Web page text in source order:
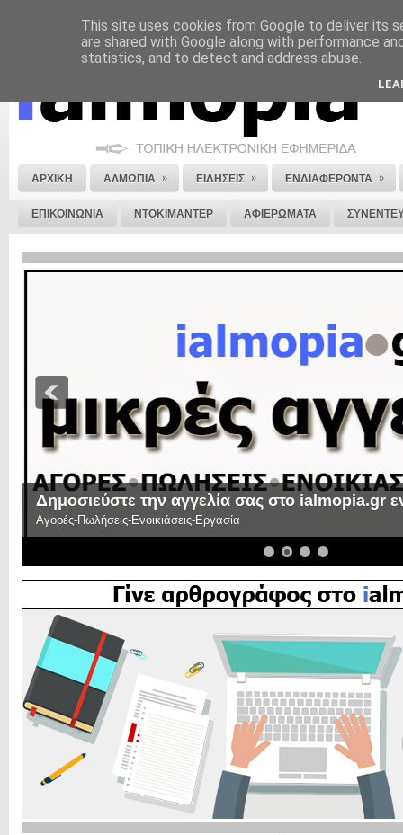
ΝΟΜΙΚΗ ΣΗΜΕΙΩΣΗ ΔΙΑΦΗΜΙΣΗ ΕΠΙΚΟΙΝΩΝΙΑ ΣΤΕΙΛΕ ΜΑΣ
ΑΡΧΙΚΗ ΑΛΜΩΠΙΑ » ΕΙΔΗΣΕΙΣ » ΕΝΔΙΑΦΕΡΟΝΤΑ »
ΕΠΙΚΟΙΝΩΝΙΑ ΝΤΟΚΙΜΑΝΤΕΡ ΑΦΙΕΡΩΜΑΤΑ
Δημοσιεύστε την αγγελία σας στο ialmopia.gr
Αγορές-Πωλήσεις-Ενοικιάσεις-Εργασία
This site uses cookies from Google to deliver its
are shared with Google along with performance
statistics, and to detect and address abuse.